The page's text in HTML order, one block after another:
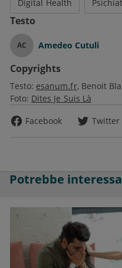
Digital Health
Testo
AC Amedeo Cutuli
Copyrights
Testo: esanum.fr Benoit
Foto: Dites Je Suis Là
Facebook
Twitter
Potrebbe